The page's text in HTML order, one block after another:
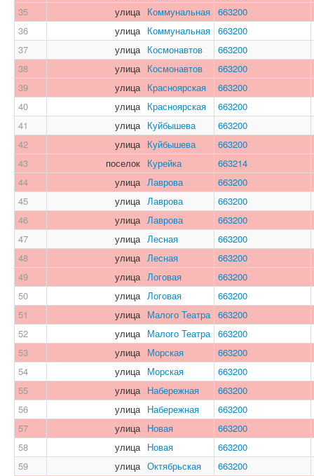
35
улица Коммунальная 663200
36
улица Коммунальная 663200
37
улица Космонавтов
663200
38
улица Космонавтов
663200
39
улица Красноярская
663200
40
улица Красноярская
663200
41
улица Куйбышева
663200
42
улица Куйбышева
663200
43
поселок Курейка
663214
44
улица Лаврова
663200
45
улица Лаврова
663200
46
улица Лаврова
663200
47
улица Лесная
663200
48
улица Лесная
663200
49
улица Логовая
663200
50
улица Логовая
663200
51
улица Малого Театра 663200
52
улица Малого Театра 663200
53
улица Морская
663200
54
улица Морская
663200
55
улица Набережная
663200
56
улица Набережная
663200
57
улица Новая
663200
58
улица Новая
663200
59
улица Октябрьская
663200